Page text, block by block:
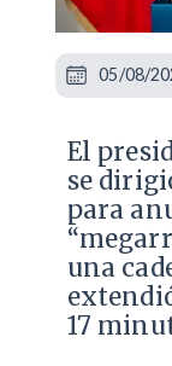
El
se
para
una
17
05/08/